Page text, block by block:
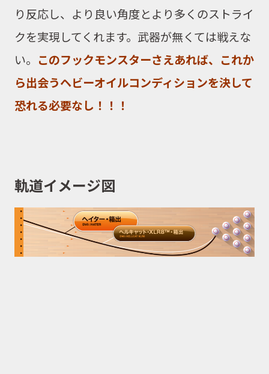
り反応し、より良い角度とより多くのストライ
クを実現してくれます。武器が無くては戦えな
い。 このフックモンスターさえあれば、これか
ら出会うヘビーオイルコンディションを決して
恐れる必要なし！！！
軌道イメージ図